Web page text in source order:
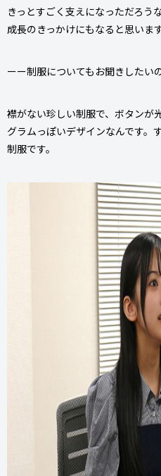
きっとすごく支えになっただろう
成長のきっかけにもなると思います
ーー制服についてもお聞きしたい
襟がない珍しい制服で、ボタンが
グラムっぽいデザインなんです。
制服です。